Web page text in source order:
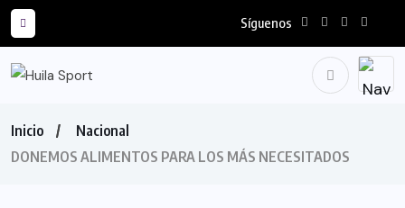
Síguenos
Inicio
Nacional
DONEMOS ALIMENTOS PARA LOS MÁS NECESITADOS